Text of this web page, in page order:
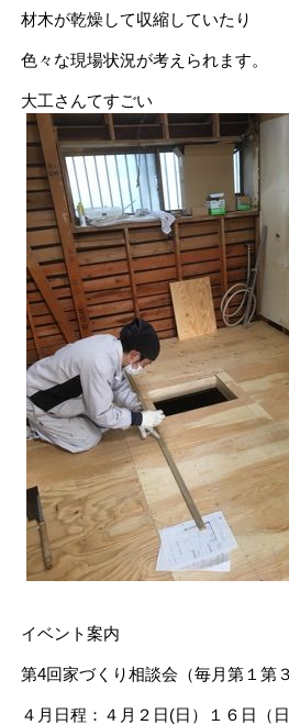
材木が乾燥して収縮していたり
色々な現場状況が考えられます。
大工さんてすごい
イベント案内
第4回家づくり相談会（毎月第１第
４月日程：４月２日(日）１６日（日